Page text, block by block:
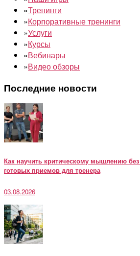
»Тренинги
»Корпоративные тренинги
»Услуги
»Курсы
»Вебинары
»Видео обзоры
Последние новости
Как научить критическому мышлению
готовых приемов для тренера
03.08.2026